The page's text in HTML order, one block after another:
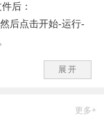
后：
后点击开始-运行-
-程序-附件-命令提
展开
更多+